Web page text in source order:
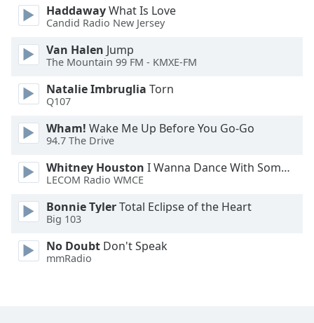
Font
Family
Reset
Done
Close
dialog
window.
HaddawayWhat Is Love
Candid Radio New Jersey
Van Halen Jump
The Mountain 99 FM - KMXE-FM
Natalie Imbruglia Torn
Q107
Wham! Wake Me Up Before You Go-Go
94.7 The Drive
Whitney Houston I Wanna Dance With Somebody
LECOM Radio WMCE
Bonnie TylerTotal Eclipse of the Heart
Big 103
No Doubt Don't Speak
mmRadio